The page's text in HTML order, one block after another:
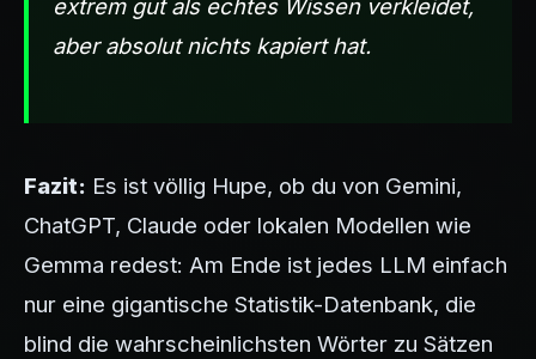
extrem gut als echtes Wissen verkleidet,
aber absolut nichts kapiert hat.
Fazit: Es ist völlig Hupe, ob du von Gemini,
ChatGPT, Claude oder lokalen Modellen wie
Gemma redest: Am Ende ist jedes LLM einfach
nur eine gigantische Statistik-Datenbank, die
blind die wahrscheinlichsten Wörter zu Sätzen